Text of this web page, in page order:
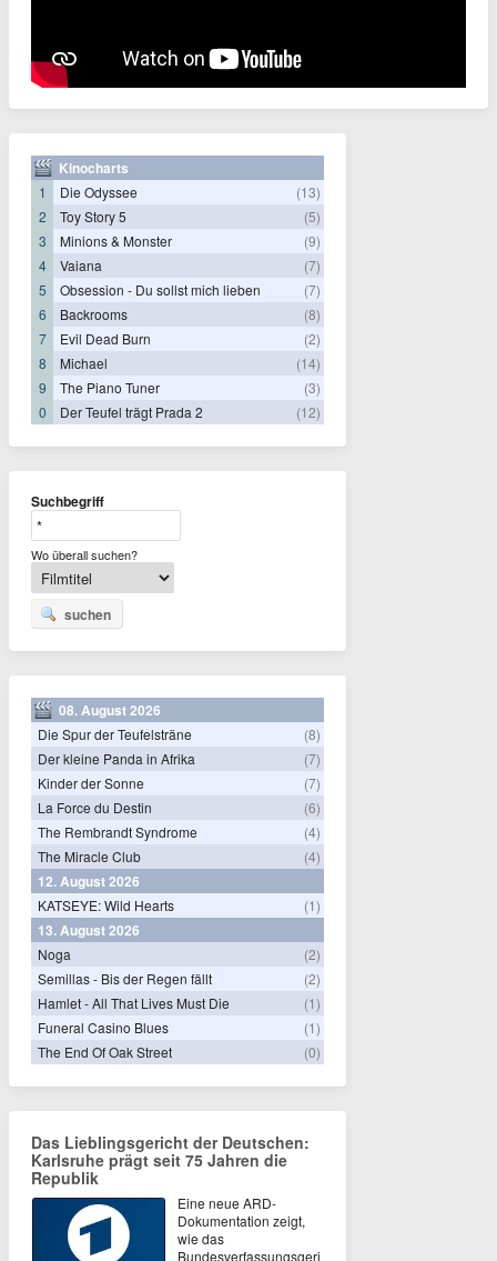
Kinocharts
1 Die Odyssee
(13)
2
Toy Story 5
(5)
3
Minions & Monster
(9)
4
Vaiana
(7)
5
Obsession - Du sollst mich lieben
(7)
6
Backrooms
(8)
7
Evil Dead Burn
(2)
8
Michael
(14)
9
The Piano Tuner
(3)
0
Der Teufel trägt Prada 2 (12)
Suchbegriff
Wo überall suchen?
suchen
08. August 2026
Die Spur der Teufelsträne
(8)
Der kleine Panda in Afrika
(7)
Kinder der Sonne
(7)
La Force du Destin
(6)
The Rembrandt Syndrome
(4)
The Miracle Club
(4)
12. August 2026
KATSEYE: Wild Hearts (1)
13. August 2026
Noga
(2)
Semillas - Bis der Regen fällt
(2)
Hamlet - All That Lives Must Die
(1)
Funeral Casino Blues
(1)
The End Of Oak Street
(0)
Das Lieblingsgericht der Deutschen:
Karlsruhe prägt seit 75 Jahren die
Republik
Eine neue ARD-
Dokumentation zeigt,
wie das
Bundesverfassungsgeri